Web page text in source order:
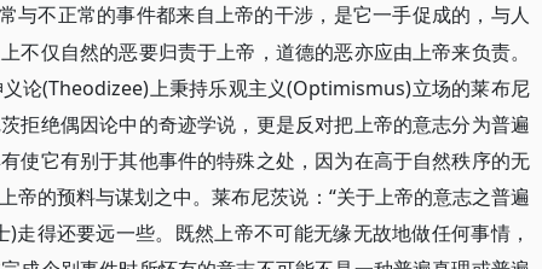
与不正常的事件都来自上帝的干涉，是它一手促成的，与人
不仅自然的恶要归责于上帝，道德的恶亦应由上帝来负责。
论(Theodizee)上秉持乐观主义(Optimismus)立场的莱布尼
拒绝偶因论中的奇迹学说，更是反对把上帝的意志分为普遍
使它有别于其他事件的特殊之处，因为在高于自然秩序的无
帝的预料与谋划之中。莱布尼茨说：“关于上帝的意志之普遍
走得还要远一些。既然上帝不可能无缘无故地做任何事情，